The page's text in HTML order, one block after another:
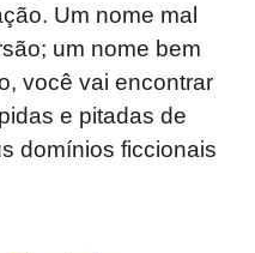
Um nome mal
um nome bem
você vai encontrar
e pitadas de
domínios ficcionais